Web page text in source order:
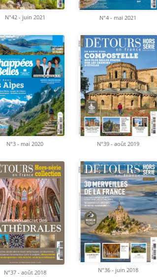
N°42 - juin 2021 N°4 - mai 2021
N°3 - mai 2020 N°39 - août 2019
N°37 - août 2018 N°36 - juin 2018